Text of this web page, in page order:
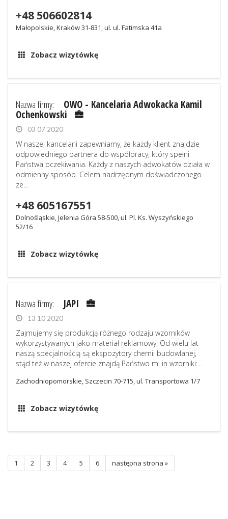
+48 506602814
Małopolskie, Kraków 31-831, ul. ul. Fatimska 41a
Zobacz wizytówkę
Nazwa firmy: OWO - Kancelaria Adwokacka Kamil
Ochenkowski
03 07 2020
W naszej kancelarii zapewniamy, że każdy klient znajdzie
odpowiedniego partnera do współpracy, który spełni
Państwa oczekiwania. Każdy z naszych adwokatów działa w
odmienny sposób. Celem nadrzędnym doświadczonego
ze...
+48 605167551
Dolnośląskie, Jelenia Góra 58-500, ul. Pl. Ks. Wyszyńskiego
52/16
Zobacz wizytówkę
Nazwa firmy: JAPI
13 10 2020
Zajmujemy się produkcją różnego rodzaju wzorników
wykorzystywanych jako materiał reklamowy. Od wielu lat
naszą specjalnością są ekspozytory chemii budowlanej,
stąd też w naszej ofercie znajdą Państwo m. in wzorniki:...
Zachodniopomorskie, Szczecin 70-715, ul. Transportowa 1/7
Zobacz wizytówkę
1 2 3 4 5 6 następna strona »